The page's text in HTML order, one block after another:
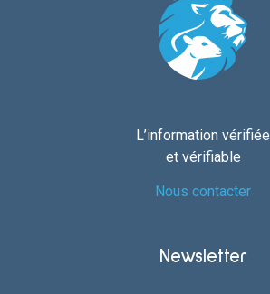
L’information vérifiée
et vérifiable
Nous contacter
Newsletter